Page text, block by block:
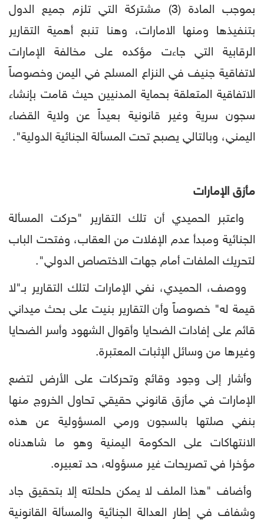
بموجب المادة (3) مشتركة التي تلزم جميع الدول
بتنفيذها ومنها الامارات، وهنا تنبع أهمية التقارير
الرقابية التي جاءت مؤكده على مخالفة الإمارات
لاتفاقية جنيف في النزاع المسلح في اليمن وخصوصاً
الاتفاقية المتعلقة بحماية المدنيين حيث قامت بإنشاء
سجون سرية وغير قانونية بعيداً عن ولاية القضاء
اليمني، وبالتالي يصبح تحت المسألة الجنائية الدولية".
مأزق الإمارات
واعتبر الحميدي أن تلك التقارير "حركت المسألة
الجنائية ومبدأ عدم الإفلات من العقاب، وفتحت الباب
لتحريك الملفات أمام جهات الاختصاص الدولي".
ووصف، الحميدي، نفي الإمارات لتلك التقارير بـ"لا
قيمة له" خصوصاً وأن التقارير بنيت على بحث ميداني
قائم على إفادات الضحايا وأقوال الشهود وأسر الضحايا
وغيرها من وسائل الإثبات المعتبرة.
وأشار إلى وجود وقائع وتحركات على الأرض لتضع
الإمارات في مأزق قانوني حقيقي تحاول الخروج منها
بنفي صلتها بالسجون ورمي المسؤولية عن هذه
الانتهاكات على الحكومة اليمنية وهو ما شاهدناه
مؤخرا في تصريحات غير مسؤوله، حد تعبيره.
وأضاف "هذا الملف لا يمكن حلحلته إلا بتحقيق جاد
وشفاف في إطار العدالة الجنائية والمسألة القانونية